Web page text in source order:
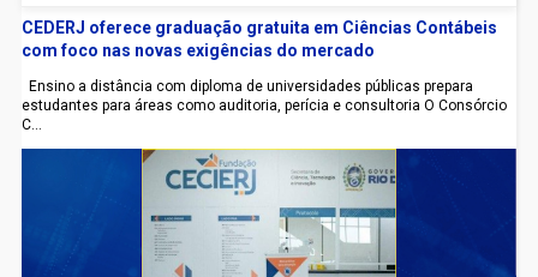
CEDERJ oferece graduação gratuita em Ciências Contábeis
com foco nas novas exigências do mercado
Ensino a distância com diploma de universidades públicas prepara
estudantes para áreas como auditoria, perícia e consultoria O Consórcio
C...